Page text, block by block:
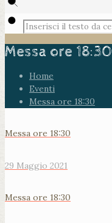
Messa ore 18:30
Home
Eventi
Messa ore 18:30
Messa ore 18:30
29 Maggio 2021
Messa ore 18:30